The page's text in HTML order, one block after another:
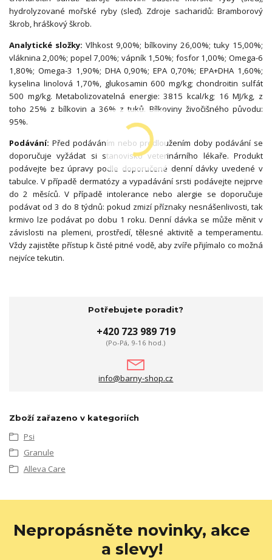
hydrolyzované mořské ryby (sleď). Zdroje sacharidů: Bramborový
škrob, hráškový škrob.
Analytické složky: Vlhkost 9,00%; bílkoviny 26,00%; tuky 15,00%;
vláknina 2,00%; popel 7,00%; vápník 1,50%; fosfor 1,00%; Omega-6
1,80%; Omega-3 1,90%; DHA 0,90%; EPA 0,70%; EPA+DHA 1,60%;
kyselina linolová 1,70%, glukosamin 600 mg/kg; chondroitin sulfát
500 mg/kg. Metabolizovatelná energie: 3815 kcal/kg; 16 MJ/kg, z
toho 25% z bílkovin a 36% z tuků. Bílkoviny živočišného původu:
95%.
Podávání: Před podáváním nebo prodloužením doby podávání se
doporučuje vyžádat si stanovisko veterinárního lékaře. Produkt
podávejte bez úpravy podle doporučené denní dávky uvedené v
tabulce. V případě dermatózy a vypadávání srsti podávejte nejprve
do 2 měsíců. V případě intolerance nebo alergie se doporučuje
podávat od 3 do 8 týdnů: pokud zmizí příznaky nesnášenlivosti, tak
krmivo lze podávat po dobu 1 roku. Denní dávka se může měnit v
závislosti na plemeni, prostředí, tělesné aktivitě a temperamentu.
Vždy zajistěte přístup k čisté pitné vodě, aby zvíře přijímalo co možná
nejvíce tekutin.
Potřebujete poradit?
+420 723 989 719
(Po-Pá, 9-16 hod.)
info@barny-shop.cz
Zboží zařazeno v kategoriích
Psi
Granule
Alleva Care
Nepropásněte novinky, akce
a slevy!